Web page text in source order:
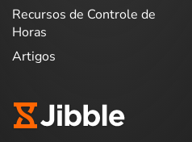
Recursos de Controle de
Horas
Artigos